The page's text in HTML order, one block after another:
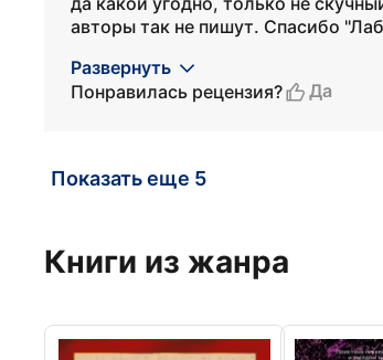
авторы так не пишут. Спасибо
Развернуть
Понравилась рецензия?
Да
Показать еще 5
Книги из жанра